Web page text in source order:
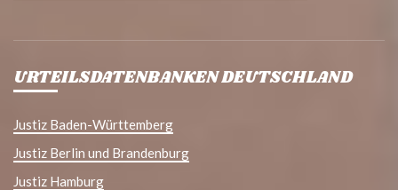
URTEILSDATENBANKEN DEUTSCHLAND
Justiz Baden-Württemberg
Justiz Berlin und Brandenburg
Justiz Hamburg